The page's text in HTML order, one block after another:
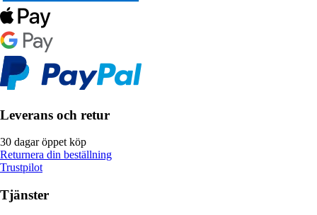
Leverans och retur
30 dagar öppet köp
Returnera din beställning
Trustpilot
Tjänster